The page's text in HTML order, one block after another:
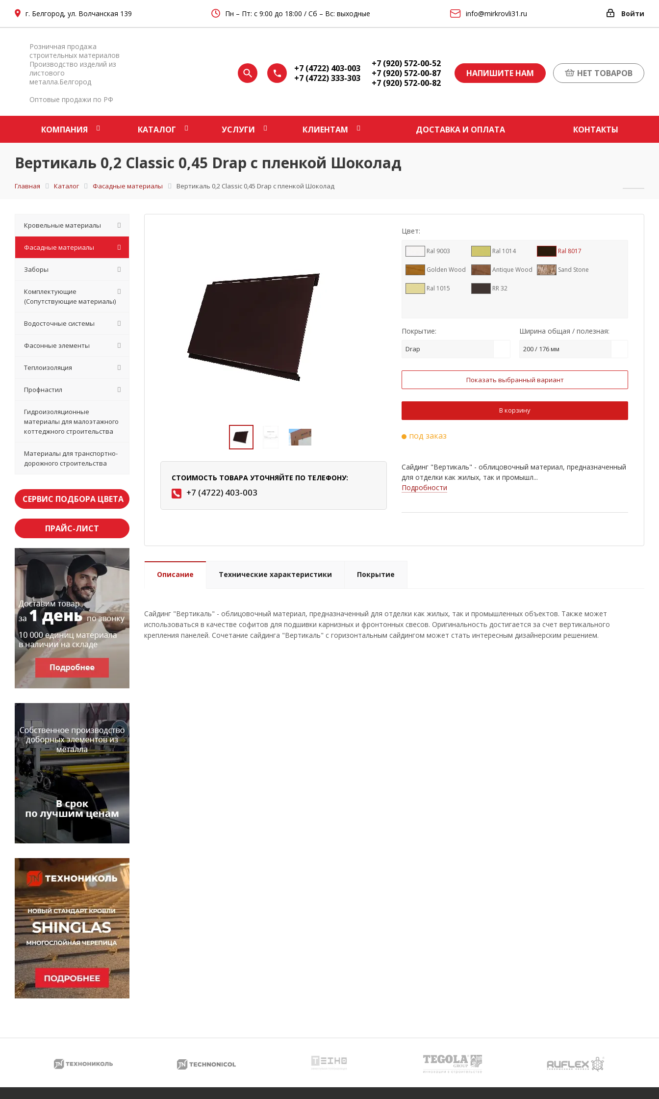
г. Белгород, ул. Волчанская 139 Пн – Пт: с 9:00 до 18:00 / Сб – Вс: выходные info@mirkrovli31.ru Войти
Розничная продажа
строительных материалов
Производство изделий из
листового
металла.Белгород
Оптовые продажи по РФ
+7 (4722) 403-003
+7 (4722) 333-303
+7 (920) 572-00-52
+7 (920) 572-00-87
+7 (920) 572-00-82
НАПИШИТЕ НАМ НЕТ ТОВАРОВ
КОМПАНИЯ КАТАЛОГ УСЛУГИ КЛИЕНТАМ ДОСТАВКА И ОПЛАТА КОНТАКТЫ
Вертикаль 0,2 Classic 0,45 Drap с пленкой Шоколад
Главная Каталог Фасадные материалы Вертикаль 0,2 Classic 0,45 Drap с пленкой Шоколад
СТОИМОСТЬ ТОВАРА УТОЧНЯЙТЕ ПО ТЕЛЕФОНУ:
+7 (4722) 403-003
Цвет:
Ral 9003 Ral 1014 Ral 8017
Golden Wood Antique Wood Sand Stone
Ral 1015 RR 32
Покрытие:
Drap
Ширина общая / полезная:
200 / 176 мм
Показать выбранный вариант
В корзину
под заказ
Сайдинг "Вертикаль" - облицовочный материал, предназначенный
для отделки как жилых, так и промышл...
Подробности
Описание Технические характеристики Покрытие
Сайдинг "Вертикаль" - облицовочный материал, предназначенный для отделки как жилых, так и промышленных объектов. Также может
использоваться в качестве софитов для подшивки карнизных и фронтонных свесов. Оригинальность достигается за счет вертикального
крепления панелей. Сочетание сайдинга "Вертикаль" с горизонтальным сайдингом может стать интересным дизайнерским решением.
Кровельные материалы
Фасадные материалы
Заборы
Комплектующие
(Сопутствующие материалы)
Водосточные системы
Фасонные элементы
Теплоизоляция
Профнастил
Гидроизоляционные
материалы для малоэтажного
коттеджного строительства
Материалы для транспортно-
дорожного строительства
СЕРВИС ПОДБОРА ЦВЕТА
ПРАЙС-ЛИСТ